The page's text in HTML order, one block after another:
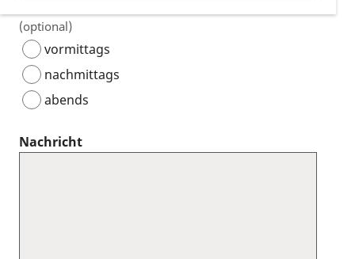
(optional)
vormittags
nachmittags
abends
Nachricht